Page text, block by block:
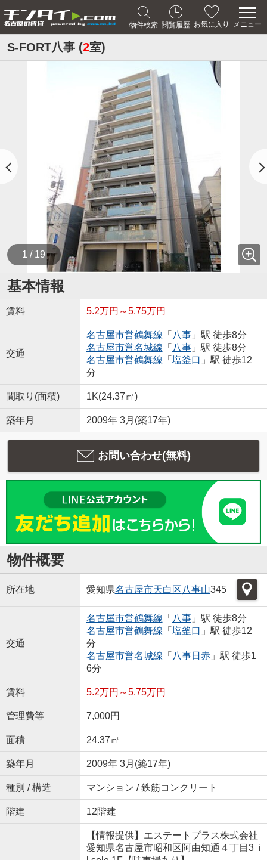
物件検索 閲覧履歴 お気に入り メニュー
S-FORT八事 (2室)
1 / 19
基本情報
賃料 5.2万円～5.75万円
交通
名古屋市営鶴舞線 「 八事」駅 徒歩8分
名古屋市営名城線 「 八事」駅 徒歩8分
名古屋市営鶴舞線 「 塩釜口 」駅 徒歩12
分
間取り(面積) 1K(24.37㎡)
築年月 2009年 3月(築17年)
お問い合わせ(無料)
物件概要
所在地 愛知県名古屋市天白区八事山345
交通
名古屋市営鶴舞線 「 八事」駅 徒歩8分
名古屋市営鶴舞線 「 塩釜口 」駅 徒歩12
分
名古屋市営名城線 「 八事日赤」駅 徒歩1
6分
賃料 5.2万円～5.75万円
管理費等 7,000円
面積 24.37㎡
築年月 2009年 3月(築17年)
種別 / 構造 マンション / 鉄筋コンクリート
階建 12階建
【情報提供】エステートプラス株式会社
愛知県名古屋市昭和区阿由知通４丁目3 i